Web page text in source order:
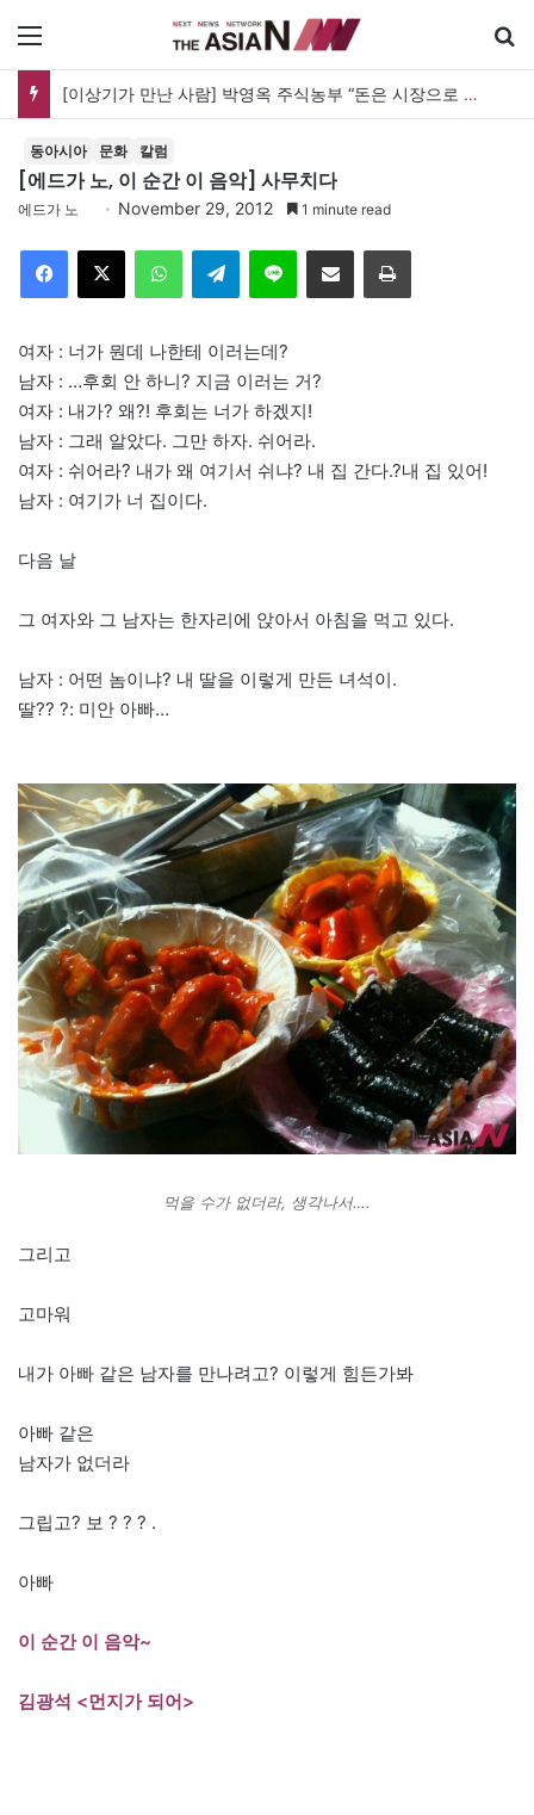
[신간] 대통령의 등 뒤 1미터…“보이지 않는 자리에서 누구를 지킨다는 것”
동아시아 문화 칼럼
[에드가 노, 이 순간 이 음악] 사무치다
에드가 노 November 29, 2012 1 minute read
Telegram 이메일
여자 : 너가 뭔데 나한테 이러는데?
남자 : …후회 안 하니? 지금 이러는 거?
여자 : 내가? 왜?! 후회는 너가 하겠지!
남자 : 그래 알았다. 그만 하자. 쉬어라.
여자 : 쉬어라? 내가 왜 여기서 쉬냐? 내 집 간다.?내 집 있어!
남자 : 여기가 너 집이다.
다음 날
그 여자와 그 남자는 한자리에 앉아서 아침을 먹고 있다.
남자 : 어떤 놈이냐? 내 딸을 이렇게 만든 녀석이.
딸?? ?: 미안 아빠…
먹을 수가 없더라, 생각나서….
그리고
고마워
내가 아빠 같은 남자를 만나려고? 이렇게 힘든가봐
아빠 같은
남자가 없더라
그립고? 보 ? ? ? .
아빠
이 순간 이 음악~
김광석 <먼지가 되어>